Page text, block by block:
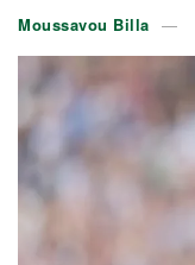
Moussavou Billa